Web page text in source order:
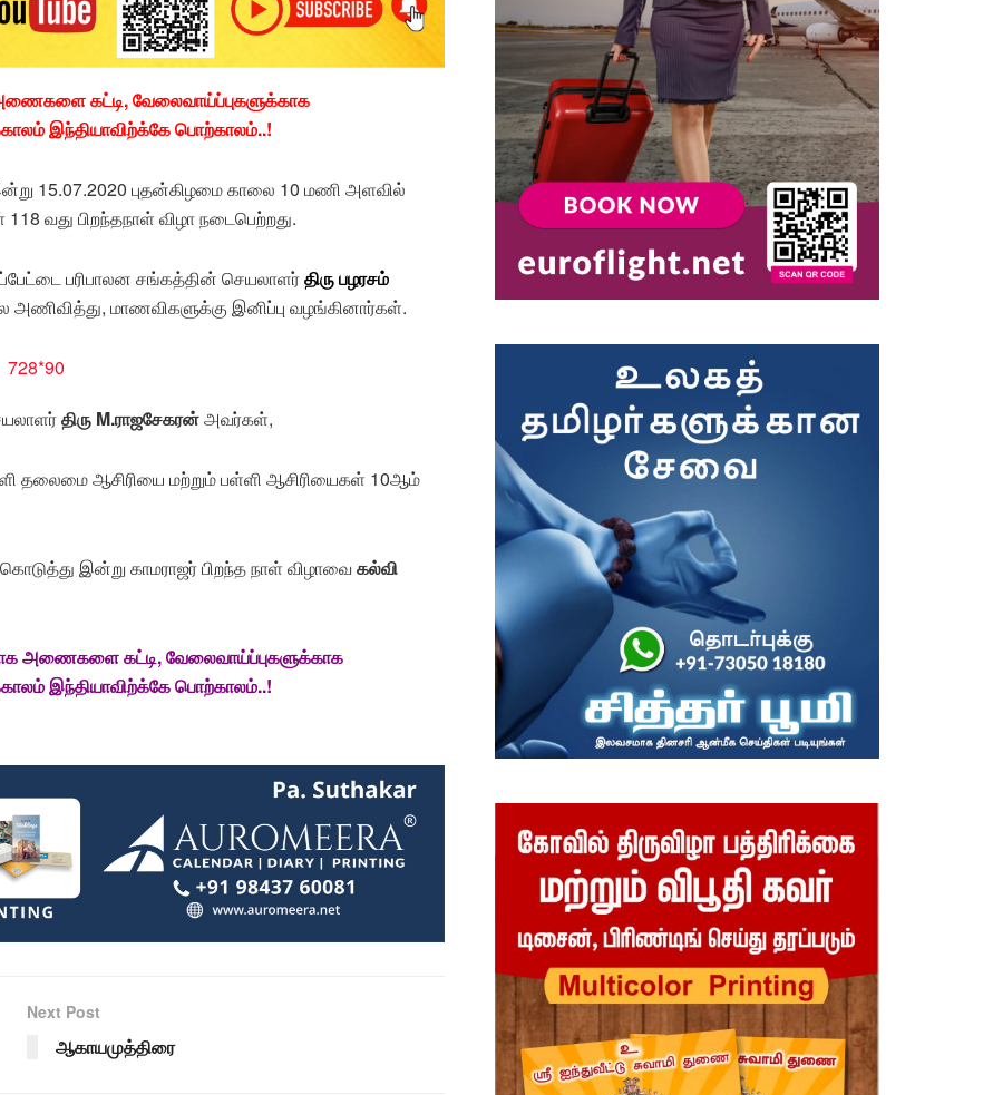
கட்டி, வேலைவாய்ப்புகளுக்காக
இந்தியாவிற்க்கே பொற்காலம்..!
15.07.2020 புதன்கிழமை காலை 10 மணி அளவில்
வது பிறந்தநாள் விழா நடைபெற்றது.
பரிபாலன சங்கத்தின் செயலாளர்திரு பழரசம்
அணிவித்து, மாணவிகளுக்கு இனிப்பு வழங்கினார்கள்.
திரு M.ராஜசேகரன்அவர்கள்,
தலைமை ஆசிரியை மற்றும் பள்ளி ஆசிரியைகள் 10ஆம்
இன்று காமராஜர் பிறந்த நாள் விழாவை கல்வி
அணைகளை கட்டி, வேலைவாய்ப்புகளுக்காக
இந்தியாவிற்க்கே பொற்காலம்..!
Next Post
ஆகாயமுத்திரை